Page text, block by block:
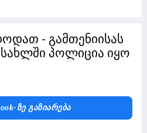
- გამთენიისას
სახლში პოლიცია იყო
Ზე Გაზიარება